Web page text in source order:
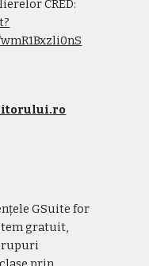
GSuite for
gratuit,